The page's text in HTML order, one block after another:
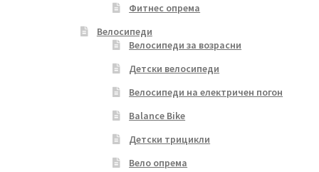
Фитнес опрема
Велосипеди
Велосипеди за возрасни
Детски велосипеди
Велосипеди на електричен погон
Balance Bike
Детски трицикли
Вело опрема